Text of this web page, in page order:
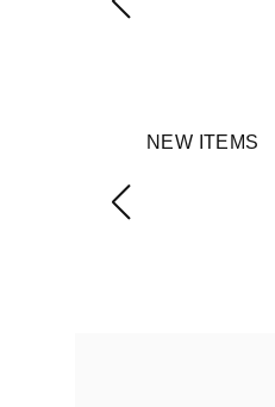
NEW ITEMS